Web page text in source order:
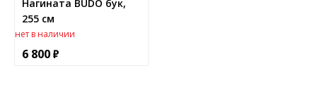
Нагината BUDO бук,
255 см
нет в наличии
6 800